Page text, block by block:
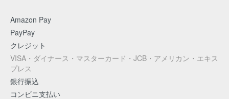
Amazon Pay
PayPay
クレジット
VISA・ダイナース・マスターカード・JCB・アメリカン・エキス
プレス
銀行振込
コンビニ支払い